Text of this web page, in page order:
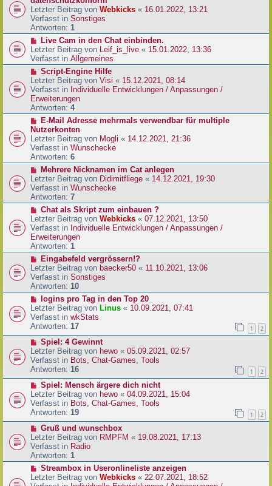
g
B
e
i
t
a
g
u
e
r
B
e
i
t
a
g
Letzter Beitrag von Webkicks « 16.01.2022, 13:21
Verfasst in Sonstiges
Antworten: 1
N
e
u
e
r
B
e
i
t
a
g
Live Cam in den Chat einbinden.
Letzter Beitrag von Leif_is_live « 15.01.2022, 13:36
Verfasst in Allgemeines
N
e
u
e
r
B
e
i
t
r
a
g
Script-Engine Hilfe
Letzter Beitrag von Visi « 15.12.2021, 08:14
Verfasst in Individuelle Entwicklungen / Anpassungen /
Erweiterungen
Antworten: 4
N
e
u
e
r
B
e
i
t
r
a
g
E-Mail Adresse mehrmals verwendbar für multiple
Nutzerkonten
Letzter Beitrag von Mogli « 14.12.2021, 21:36
Verfasst in Wunschecke
Antworten: 6
N
e
u
e
r
B
e
i
t
r
a
g
Mehrere Nicknamen im Cat anlegen
Letzter Beitrag von Didimitfliege « 14.12.2021, 19:30
Verfasst in Wunschecke
Antworten: 7
N
e
u
e
r
B
e
i
t
r
a
g
Chat als Skript zum einbauen ?
Letzter Beitrag von Webkicks « 07.12.2021, 13:50
Verfasst in Individuelle Entwicklungen / Anpassungen /
Erweiterungen
Antworten: 1
N
e
u
e
r
B
e
i
t
a
g
Eingabefeld vergrössern!?
Letzter Beitrag von baecker50 « 11.10.2021, 13:06
Verfasst in Sonstiges
Antworten: 10
N
e
u
e
r
B
e
i
t
r
a
g
logins pro Tag in den Top 20
Letzter Beitrag von Linus « 10.09.2021, 07:41
Verfasst in wkStats
Antworten: 17 1 2
N
e
u
e
r
B
e
i
t
r
a
g
Spiel: 4 Gewinnt
Letzter Beitrag von hewo « 05.09.2021, 02:57
Verfasst in Bots, Chat-Games, Tools
Antworten: 16 1 2
N
e
u
e
r
B
e
i
t
a
Spiel: Mensch ärgere dich nicht
Letzter Beitrag von hewo « 04.09.2021, 15:04
Verfasst in Bots, Chat-Games, Tools
Antworten: 19 1 2
N
e
u
e
r
B
e
Gruß und wunschbox
Letzter Beitrag von RMPFM « 19.08.2021, 17:13
Verfasst in Radio
Antworten: 1
N
e
Streambox in Useronlineliste anzeigen
Letzter Beitrag von Webkicks « 22.07.2021, 18:52